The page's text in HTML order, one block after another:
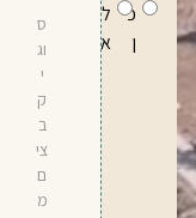
כ
ן
ל
א
ס
וג
י
ק
ב
צי
ם
מ